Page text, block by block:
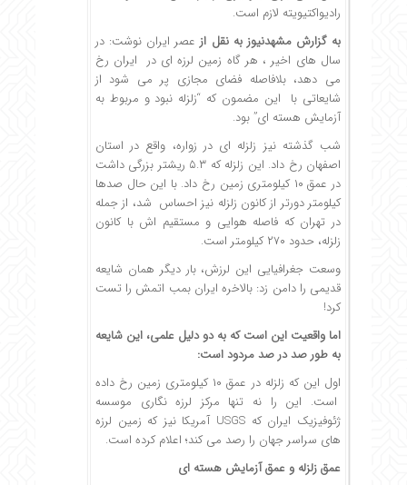
رادیواکتیویته لازم است.
به گزارشمشهدنیوز به نقل از عصر ایران نوشت: در
سال های اخیر ، هر گاه زمین لرزه ای در ایران رخ
می دهد، بلافاصله فضای مجازی پر می شود از
شایعاتی با این مضمون که “زلزله نبود و مربوط به
آزمایش هسته ای” بود.
شب گذشته نیز زلزله ای در زواره، واقع در استان
اصفهان رخ داد. این زلزله که ۵.۳ ریشتر بزرگی داشت
در عمق ۱۰ کیلومتری زمین رخ داد. با این حال صدها
کیلومتر دورتر از کانون زلزله نیز احساس شد، از جمله
در تهران که فاصله هوایی و مستقیم اش با کانون
زلزله، حدود ۲۷۰ کیلومتر است.
وسعت جغرافیایی این لرزش، بار دیگر همان شایعه
قدیمی را دامن زد: بالاخره ایران بمب اتمش را تست
کرد!
اما واقعیت این است که به دو دلیل علمی، این شایعه
به طور صد در صد مردود است:
اول این که زلزله در عمق ۱۰ کیلومتری زمین رخ داده
است. این را نه تنها مرکز لرزه نگاری موسسه
ژئوفیزیک ایران که USGS آمریکا نیز که زمین لرزه
های سراسر جهان را رصد می کند؛ اعلام کرده است.
عمق زلزله و عمق آزمایش هسته ای